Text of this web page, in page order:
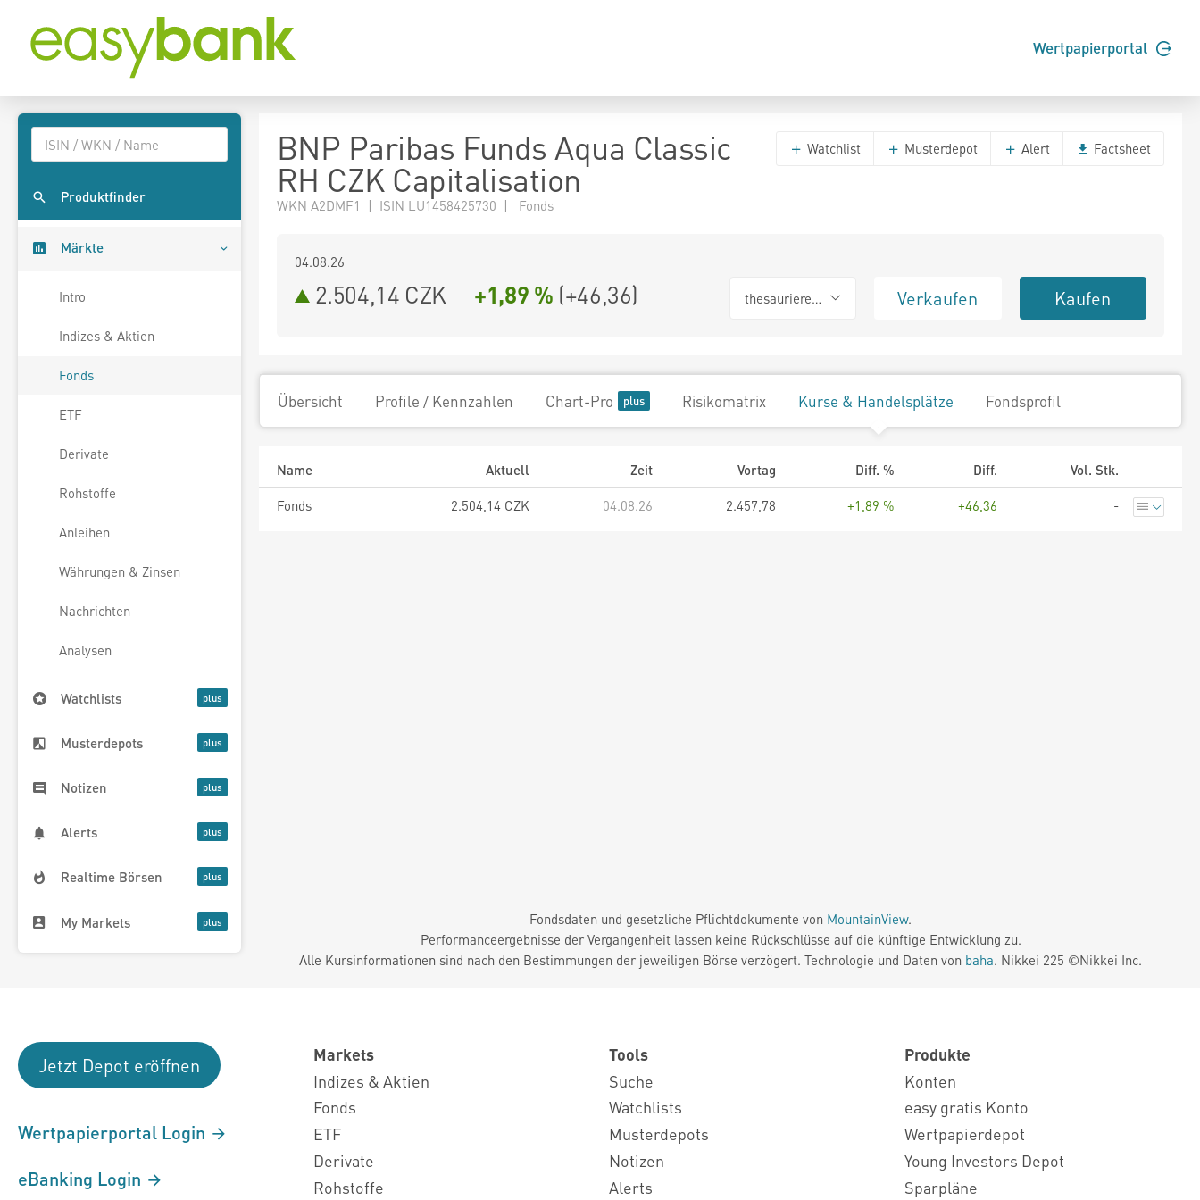
Wertpapierportal
Produktfinder
Märkte
Intro
Indizes & Aktien
Fonds
ETF
Derivate
Rohstoffe
Anleihen
Währungen & Zinsen
Nachrichten
Analysen
Watchlists
Musterdepots
Notizen
Alerts
Realtime Börsen
My Markets
BNP Paribas Funds Aqua Classic
RH CZK Capitalisation
WKN A2DMF1 | ISIN LU1458425730 | Fonds
Watchlist Musterdepot Alert Factsheet
04.08.26
2.504,14 CZK +1,89 % (+46,36) thesaurierend Verkaufen Kaufen
Übersicht Profile / Kennzahlen Chart-Pro Risikomatrix Kurse & Handelsplätze Fondsprofil
Name Aktuell Zeit Vortag Diff. % Diff.
Vol. Stk.
Fonds
2.504,14 CZK 04.08.26 2.457,78 +1,89 % +46,36 -
Fondsdaten und gesetzliche Pflichtdokumente von MountainView.
Performanceergebnisse der Vergangenheit lassen keine Rückschlüsse auf die künftige Entwicklung zu.
Alle Kursinformationen sind nach den Bestimmungen der jeweiligen Börse verzögert. Technologie und Daten von baha. Nikkei 225 ©Nikkei Inc.
Jetzt Depot eröffnen
Wertpapierportal Login
eBanking Login
Markets
Indizes & Aktien
Fonds
ETF
Derivate
Rohstoffe
Tools
Suche
Watchlists
Musterdepots
Notizen
Alerts
Produkte
Konten
easy gratis Konto
Wertpapierdepot
Young Investors Depot
Sparpläne